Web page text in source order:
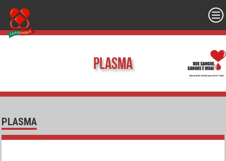
Plasma
PLASMA